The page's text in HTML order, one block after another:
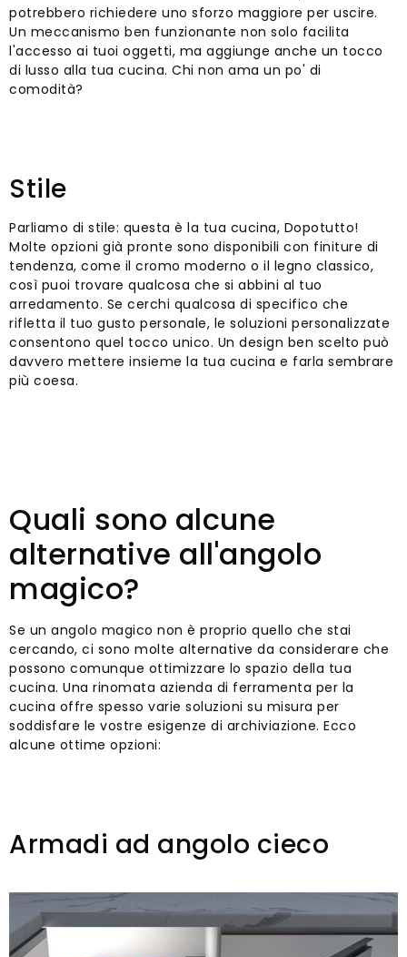
potrebbero richiedere uno sforzo maggiore per uscire.
Un meccanismo ben funzionante non solo facilita
l'accesso ai tuoi oggetti, ma aggiunge anche un tocco
di lusso alla tua cucina. Chi non ama un po' di
comodità?
Stile
Parliamo di stile: questa è la tua cucina, Dopotutto!
Molte opzioni già pronte sono disponibili con finiture di
tendenza, come il cromo moderno o il legno classico,
così puoi trovare qualcosa che si abbini al tuo
arredamento. Se cerchi qualcosa di specifico che
rifletta il tuo gusto personale, le soluzioni personalizzate
consentono quel tocco unico. Un design ben scelto può
davvero mettere insieme la tua cucina e farla sembrare
più coesa.
Quali sono alcune
alternative all'angolo
magico?
Se un angolo magico non è proprio quello che stai
cercando, ci sono molte alternative da considerare che
possono comunque ottimizzare lo spazio della tua
cucina. Una rinomata azienda di ferramenta per la
cucina offre spesso varie soluzioni su misura per
soddisfare le vostre esigenze di archiviazione. Ecco
alcune ottime opzioni:
Armadi ad angolo cieco